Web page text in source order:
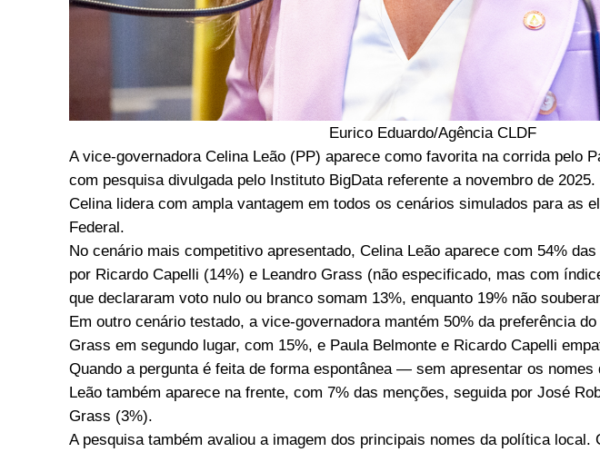
Eurico Eduardo/Agência CLDF
A vice-governadora Celina Leão (PP) aparece como favorita na corrida pelo
com pesquisa divulgada pelo Instituto BigData referente a novembro de
Celina lidera com ampla vantagem em todos os cenários simulados para as
Federal.
No cenário mais competitivo apresentado, Celina Leão aparece com 54%
por Ricardo Capelli (14%) e Leandro Grass (não especificado, mas com
que declararam voto nulo ou branco somam 13%, enquanto 19% não
Em outro cenário testado, a vice-governadora mantém 50% da preferência
Grass em segundo lugar, com 15%, e Paula Belmonte e Ricardo Capelli
Quando a pergunta é feita de forma espontânea — sem apresentar os
Leão também aparece na frente, com 7% das menções, seguida por José
Grass (3%).
A pesquisa também avaliou a imagem dos principais nomes da política local.